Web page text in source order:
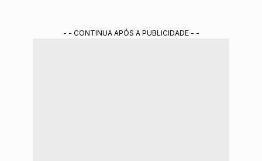
- - CONTINUA APÓS A PUBLICIDADE - -